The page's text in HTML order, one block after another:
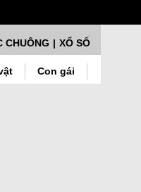
XỔ SỐ
|
CHUÔNG
Con gái